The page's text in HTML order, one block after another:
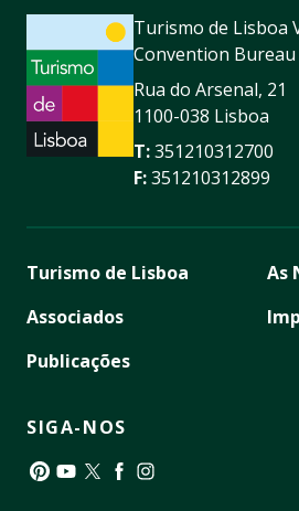
Turismo de Lisboa
Convention Bureau
Rua do Arsenal, 21
1100-038 Lisboa
T:351210312700
F:351210312899
Turismo de Lisboa
Associados
Publicações
As
SIGA-NOS